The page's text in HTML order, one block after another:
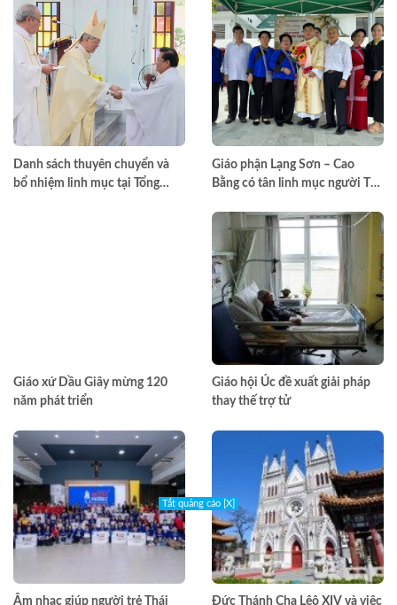
Danh sách thuyên chuyển và
bổ nhiệm linh mục tại Tổng
Giáo phận Lạng Sơn – Cao
Bằng có tân linh mục người Tày
Giáo xứ Dầu Giây mừng 120
năm phát triển
Giáo hội Úc đề xuất giải pháp
thay thế trợ tử
Âm nhạc giúp người trẻ Thái Đức Thánh Cha Lêô XIV và việc
Tắt quảng cáo [X]